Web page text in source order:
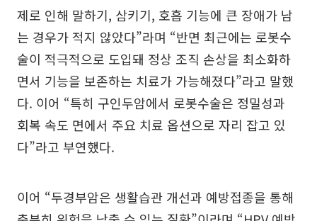
제로 인해 말하기, 삼키기, 호흡 기능에 큰 장애가 남
는 경우가 적지 않았다”라며 “반면 최근에는 로봇수
술이 적극적으로 도입돼 정상 조직 손상을 최소화하
면서 기능을 보존하는 치료가 가능해졌다”라고 말했
다. 이어 “특히 구인두암에서 로봇수술은 정밀성과
회복 속도 면에서 주요 치료 옵션으로 자리 잡고 있
다”라고 부연했다.
이어 “두경부암은 생활습관 개선과 예방접종을 통해